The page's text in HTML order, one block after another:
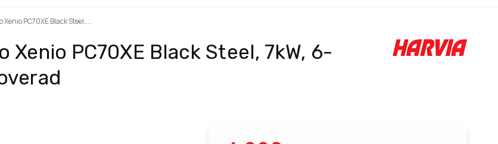
PC70XE Black Steel,...
PC70XE Black Steel, 7kW, 6-